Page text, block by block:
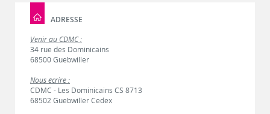
ADRESSE
Venir au CDMC :
34 rue des Dominicains
68500 Guebwiller
Nous écrire :
CDMC - Les Dominicains CS 8713
68502 Guebwiller Cedex